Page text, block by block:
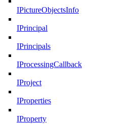
IPictureObjectsInfo
IPrincipal
IPrincipals
IProcessingCallback
IProject
IProperties
IProperty